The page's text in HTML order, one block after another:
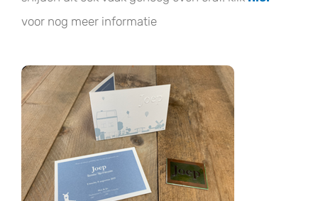
voor nog meer informatie